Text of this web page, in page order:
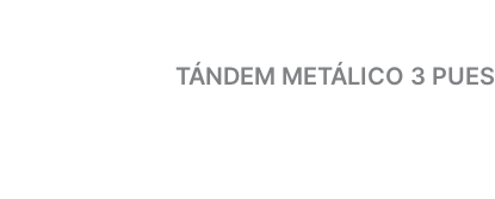
TÁNDEM METÁLICO 3